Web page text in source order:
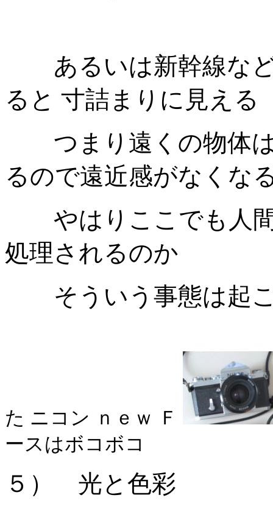
あるいは新幹線など
ると 寸詰まりに見える
つまり遠くの物体は
るので遠近感がなくな
やはりここでも人間
処理されるのか
そういう事態は起こ
た ニコン ｎｅｗ Ｆ
ースはボコボコ
５） 光と色彩